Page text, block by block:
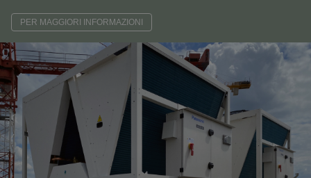
PER MAGGIORI INFORMAZIONI